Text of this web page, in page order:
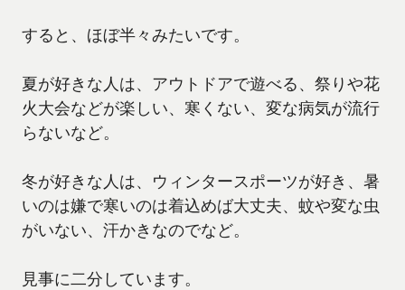
すると、ほぼ半々みたいです。
夏が好きな人は、アウトドアで遊べる、祭りや花
火大会などが楽しい、寒くない、変な病気が流行
らないなど。
冬が好きな人は、ウィンタースポーツが好き、暑
いのは嫌で寒いのは着込めば大丈夫、蚊や変な虫
がいない、汗かきなのでなど。
見事に二分しています。